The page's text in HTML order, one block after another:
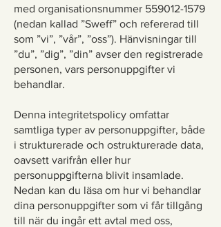
med organisationsnummer 559012-1579
(nedan kallad ”Sweff” och refererad till
som ”vi”, ”vår”, ”oss”). Hänvisningar till
”du”, ”dig”, ”din” avser den registrerade
personen, vars personuppgifter vi
behandlar.
Denna integritetspolicy omfattar
samtliga typer av personuppgifter, både
i strukturerade och ostrukturerade data,
oavsett varifrån eller hur
personuppgifterna blivit insamlade.
Nedan kan du läsa om hur vi behandlar
dina personuppgifter som vi får tillgång
till när du ingår ett avtal med oss,